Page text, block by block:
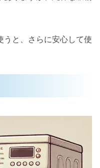
うと、さらに安心して使